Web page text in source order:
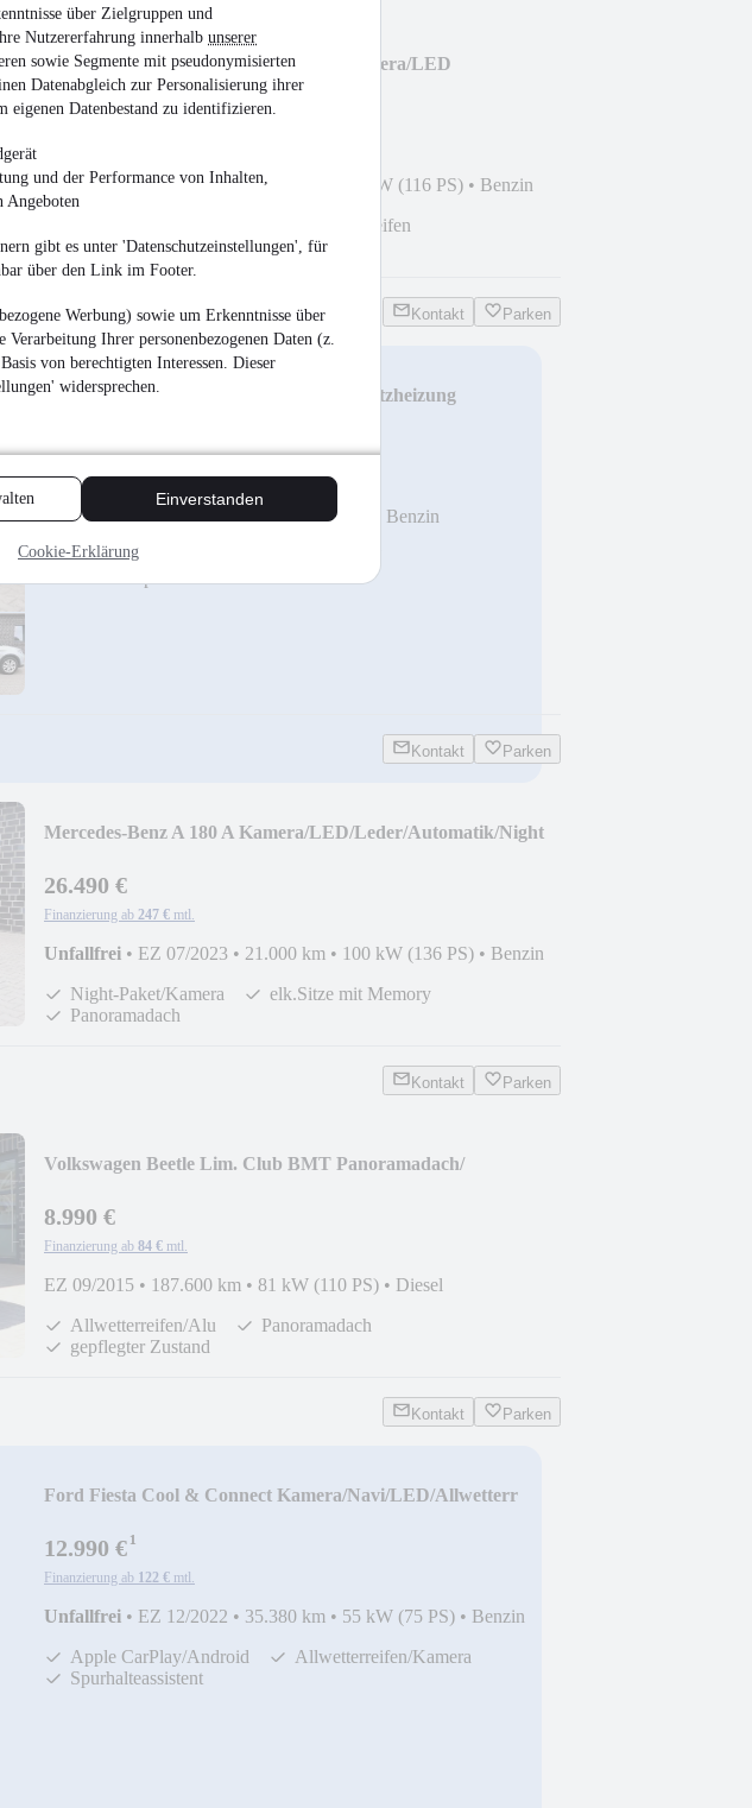
über Zielgruppen und
Nutzererfahrung innerhalb unserer
sowie Segmente mit pseudonymisierten
Datenabgleich zur Personalisierung ihrer
Datenbestand zu identifizieren.
und der Performance von Inhalten,
Angeboten
gibt es unter 'Datenschutzeinstellungen', für
über den Link im Footer.
Werbung) sowie um Erkenntnisse über
Ihrer personenbezogenen Daten (z.
von berechtigten Interessen. Dieser
widersprechen.
Einverstanden
Cookie-Erklärung
Skoda Kamiq Style Automatik/AHK/Kamera/LED
18.490 €
Unfallfrei•EZ 02/2020•45.410 km 85 kW (116 PS) • Benzin
Sommer.-Winterreifen
Top Zustand
Kontakt Parken
Seat Arona Xperience Navigation/LED/Sitzheizung
16.990 €
Finanzierung ab 159 € mtl.
EZ 06/2022 81 kW (110 PS)
Benzin
LED-Scheinwerfer
Kontakt Parken
Mercedes-Benz A 180 A Kamera/LED/Leder/Automatik/Night
26.490 €
Finanzierung ab 247 € mtl.
Unfallfrei • EZ 07/2023 • 21.000 km • 100 kW (136 PS) • Benzin
Night-Paket/Kamera
elk.Sitze mit Memory
Panoramadach
Kontakt Parken
Volkswagen Beetle Lim. Club BMT Panoramadach/
8.990 €
Finanzierung ab 84 € mtl.
EZ 09/2015 • 187.600 km • 81 kW (110 PS) • Diesel
Allwetterreifen/Alu
Panoramadach
gepflegter Zustand
Kontakt Parken
Ford Fiesta Cool & Connect Kamera/Navi/LED/Allwetterr
12.990 €¹
Finanzierung ab 122 € mtl.
Unfallfrei • EZ 12/2022 • 35.380 km • 55 kW (75 PS) • Benzin
Apple CarPlay/Android
Allwetterreifen/Kamera
Spurhalteassistent